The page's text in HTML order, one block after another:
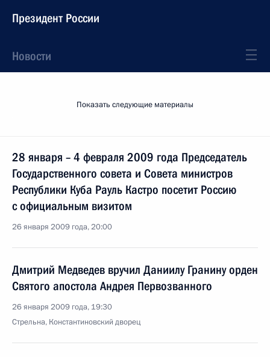
Президент России
Новости
Показать следующие материалы
28 января – 4 февраля 2009 года Председатель
Государственного совета и Совета министров
Республики Куба Рауль Кастро посетит Россию
с официальным визитом
26 января 2009 года, 20:00
Дмитрий Медведев вручил Даниилу Гранину орден
Святого апостола Андрея Первозванного
26 января 2009 года, 19:30
Стрельна, Константиновский дворец